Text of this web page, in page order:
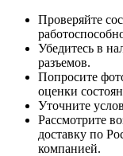
Проверяйте
Убедитесь в
разъемов.
Попросите
оценки
Уточните
Рассмотрите
доставку по
компанией.